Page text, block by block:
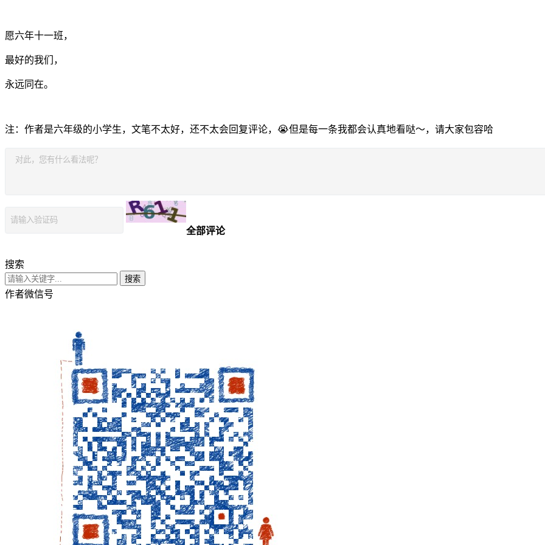
愿六年十一班，
最好的我们，
永远同在。
注：作者是六年级的小学生，文笔不太好，还不太会回复评论，😭但是每一条我都会认真地看哒～，请大家包容哈
全部评论
搜索
搜索
作者微信号